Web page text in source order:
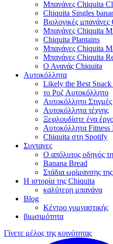
Μπανάνες Chiquita
Chiquita Singles
Βιολογικές
Μπανάνες Chiquita
Chiquita Plantains
Μπανάνες Chiquita
Μπανάνες Chiquita
Ο Ανανάς Chiquita
Αυτοκόλλητα
Likely the Best
το Ροζ Αυτοκόλλητο
Αυτοκόλλητο
Αυτοκόλλητα τέχνης
Ξεφλουδίστε ένα
Αυτοκόλλητα Fitness
Chiquita στη Spotify
Συνταγες
Ο απόλυτος οδηγός
Banana Bread
Στάδια ωρίμανσης
Η ιστορία της Chiquita
καλύτερη μπανάνα
Blog
Κέντρο γυμναστικής
βιωσιμότητα
Γίνετε μέλος της κοινότητας